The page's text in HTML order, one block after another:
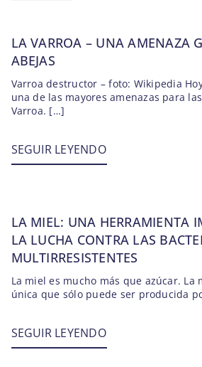
LA VARROA – UNA AMENAZA
ABEJAS
Varroa destructor – foto: Wikipedia
una de las mayores amenazas para
Varroa. […]
SEGUIR LEYENDO
LA MIEL: UNA HERRAMIENTA
LA LUCHA CONTRA LAS
MULTIRRESISTENTES
La miel es mucho más que azúcar. La
única que sólo puede ser producida
SEGUIR LEYENDO